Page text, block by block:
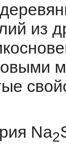
из
Na2